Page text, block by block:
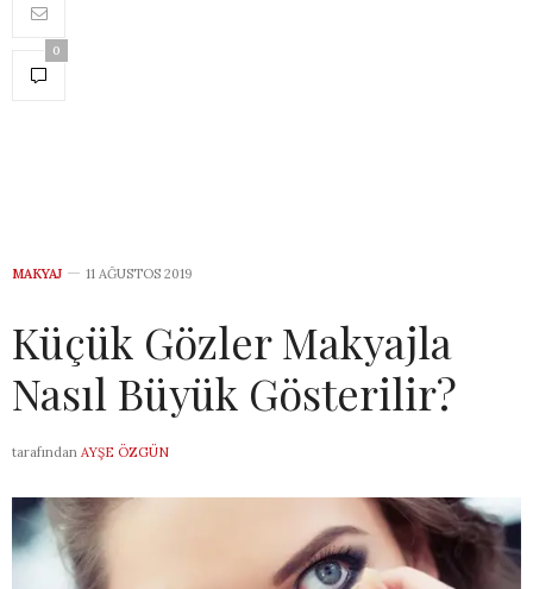
0
MAKYAJ 11 AĞUSTOS 2019
Küçük Gözler Makyajla
Nasıl Büyük Gösterilir?
tarafından AYŞE ÖZGÜN